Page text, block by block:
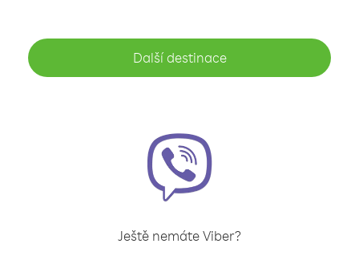
Další destinace
Ještě nemáte Viber?